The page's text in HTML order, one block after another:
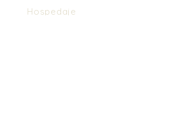
Hospedaje